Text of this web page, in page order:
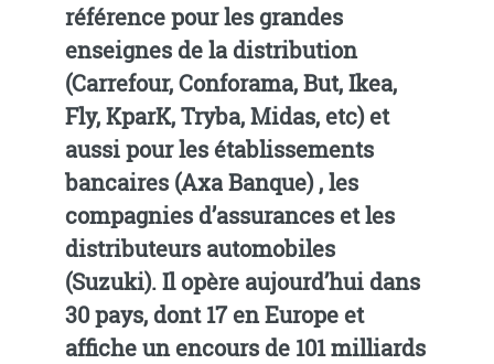
référence pour les grandes
enseignes de la distribution
(Carrefour, Conforama, But, Ikea,
Fly, KparK, Tryba, Midas, etc) et
aussi pour les établissements
bancaires (Axa Banque) , les
compagnies d’assurances et les
distributeurs automobiles
(Suzuki). Il opère aujourd’hui dans
30 pays, dont 17 en Europe et
affiche un encours de 101 milliards